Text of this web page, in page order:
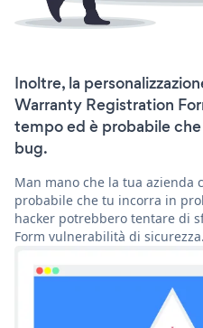
Inoltre, la
Warranty Registration
tempo ed è probabile
bug.
Man mano che la tua azienda
probabile che tu incorra in
hacker potrebbero tentare di
Form vulnerabilità di sicurezza.